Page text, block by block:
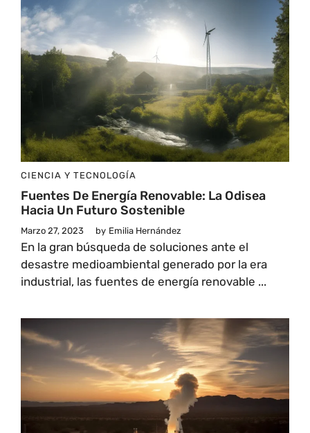
CIENCIA Y TECNOLOGÍA
Fuentes De Energía Renovable: La Odisea
Hacia Un Futuro Sostenible
Marzo 27, 2023 by Emilia Hernández
En la gran búsqueda de soluciones ante el
desastre medioambiental generado por la era
industrial, las fuentes de energía renovable ...